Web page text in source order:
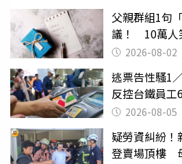
父親群組1句
議！ 10萬人
父親節
2026-08-02
逃票告性騷1
反控台鐵員工
2026-08-05
疑勞資糾紛！
登賣場頂樓